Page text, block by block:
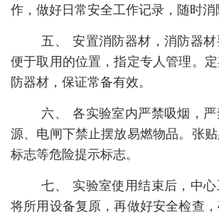
作，做好日常安全工作记录，随时消
五、
安置消防器材，消防器
便于取用的位置，指定专人管理。
防器材，保证常备有效。
六、
各实验室内严禁吸烟，
源、电闸下禁止摆放易燃物品。张
标志等危险提示标志。
七、
实验室使用结束后，中
将所用设备复原，再做好安全检查